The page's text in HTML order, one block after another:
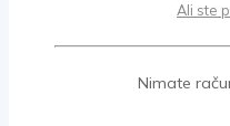
VIJAK
7380-1 – A2
Ali ste
Nimate